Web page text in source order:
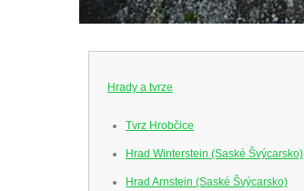
Hrady a tvrze
Tvrz Hrobčice
Hrad Winterstein (Saské Švýcarsko)
Hrad Arnstein (Saské Švýcarsko)